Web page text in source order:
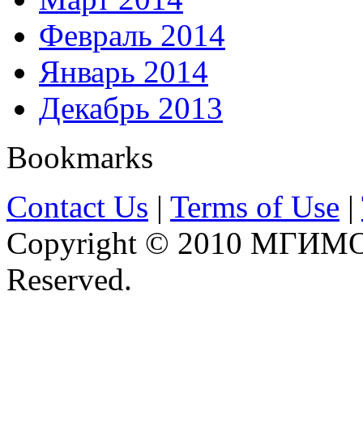
Февраль 2014
Январь 2014
Декабрь 2013
Bookmarks
Contact Us | Terms of Use |
Copyright © 2010 МГИМО
Reserved.